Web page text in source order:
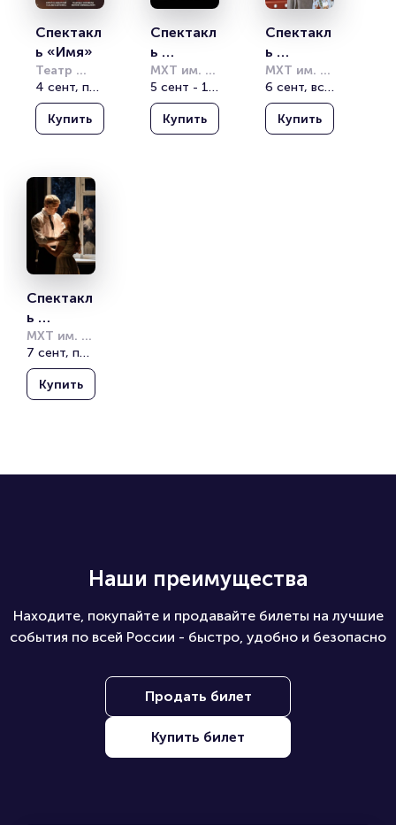
Спектакл
ь «Имя»
Театр
имени
Моссовета
4 сент, пт, 19:00
Купить
Спектакл
ь
«Чайка»
МХТ им. А.
П. Чехова5 сент - 14 сент
Купить
Спектакл
ь
«Третий
звонок,
господа!
»
МХТ им. А.
П. Чехова6 сент, вс, 19:00
Купить
Спектакл
ь
«Старши
й сын»
МХТ им. А.
П. Чехова7 сент, пн, 19:00
Купить
Наши преимущества
Находите, покупайте и продавайте билеты на лучшие
события по всей России - быстро, удобно и безопасно
Продать билет
Купить билет